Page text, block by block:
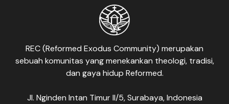
REC (Reformed Exodus Community) merupakan
sebuah komunitas yang menekankan theologi, tradisi,
dan gaya hidup Reformed.
Jl. Nginden Intan Timur II/5, Surabaya, Indonesia